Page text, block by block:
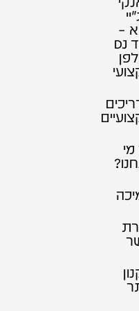
–
ציוד DJ